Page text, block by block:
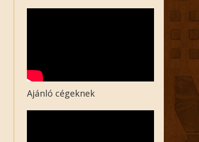
Ajánló cégeknek